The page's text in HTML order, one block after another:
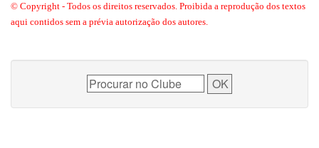
© Copyright - Todos os direitos reservados. Proibida a reprodução dos textos
aqui contidos sem a prévia autorização dos autores.